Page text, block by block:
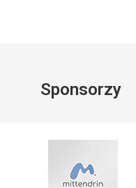
Sponsorzy